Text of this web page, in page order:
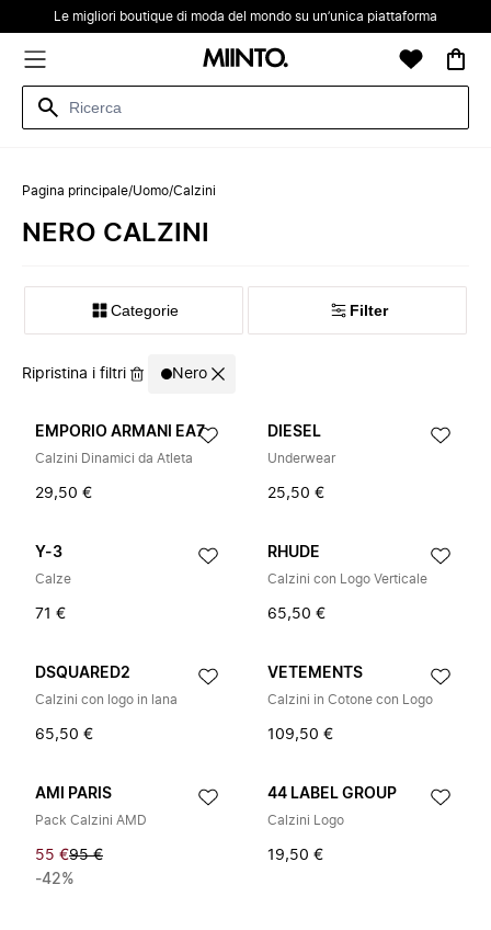
Le migliori boutique di moda del mondo su un’unica piattaforma
Pagina principale/Uomo/Calzini
NERO CALZINI
Categorie Filter
Ripristina i filtri Nero
EMPORIO ARMANI EA7
Calzini Dinamici da Atleta
29,50 €
DIESEL
Underwear
25,50 €
Y-3
Calze
71 €
RHUDE
Calzini con Logo Verticale
65,50 €
DSQUARED2
Calzini con logo in lana
65,50 €
VETEMENTS
Calzini in Cotone con Logo
109,50 €
AMI PARIS
Pack Calzini AMD
55 €95 €
-42%
44 LABEL GROUP
Calzini Logo
19,50 €